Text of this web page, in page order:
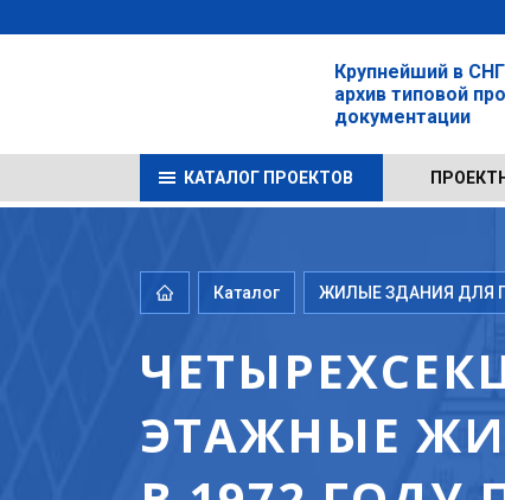
Крупнейший в СНГ
архив типовой
документации
КАТАЛОГ ПРОЕКТОВ
Каталог ЖИЛЫЕ ЗДАНИЯ ДЛЯ
ЭТАЖНЫЕ